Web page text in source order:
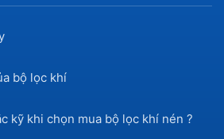
bộ lọc khí
kỹ khi chọn mua bộ lọc khí nén ?